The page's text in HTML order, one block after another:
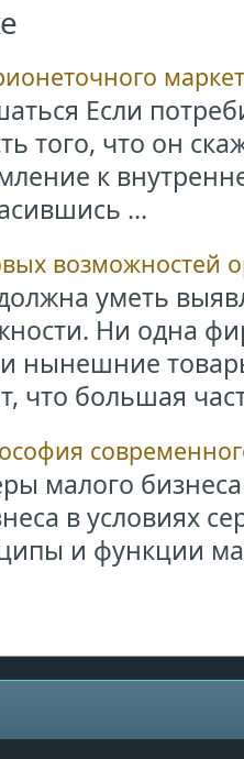
Если
того, что он
к
...
возможностей
уметь
Ни одна
нынешние
что большая
малого
в условиях
и функции